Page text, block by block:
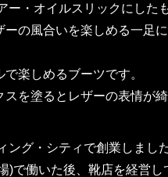
・オイルスリックにした
の風合いを楽しめる一足に
楽しめるブーツです。
を塗るとレザーの表情が綺
グ・シティで創業しまし
で働いた後、靴店を経営し